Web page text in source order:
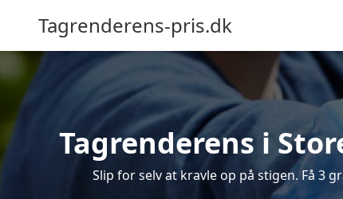
Tagrenderens-pris.dk
Tagrenderens i
Slip for selv at kravle op på stigen. Få 3